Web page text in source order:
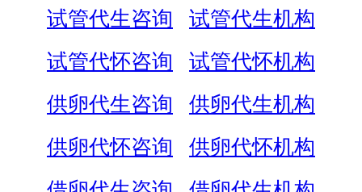
试管代生咨询
试管代生机构
试管代怀咨询
试管代怀机构
供卵代生咨询
供卵代生机构
供卵代怀咨询
供卵代怀机构